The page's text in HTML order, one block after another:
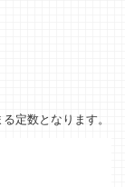
定数となります。